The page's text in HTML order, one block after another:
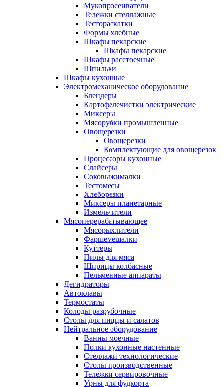
Мукопросеиватели
Тележки стеллажные
Тестораскатки
Формы хлебные
Шкафы пекарские
Шкафы пекарские
Шкафы расстоечные
Шпильки
Шкафы кухонные
Электромеханическое оборудование
Блендеры
Картофелечистки электрические
Миксеры
Мясорубки промышленные
Овощерезки
Овощерезки
Комплектующие для овощерезок
Процессоры кухонные
Слайсеры
Соковыжималки
Тестомесы
Хлеборезки
Миксеры планетарные
Измельчители
Мясоперерабатывающее
Мясорыхлители
Фаршемешалки
Куттеры
Пилы для мяса
Шприцы колбасные
Пельменные аппараты
Дегидраторы
Автоклавы
Термостаты
Колоды разрубочные
Столы для пиццы и салатов
Нейтральное оборудование
Ванны моечные
Полки кухонные настенные
Стеллажи технологические
Столы производственные
Тележки сервировочные
Урны для фудкорта